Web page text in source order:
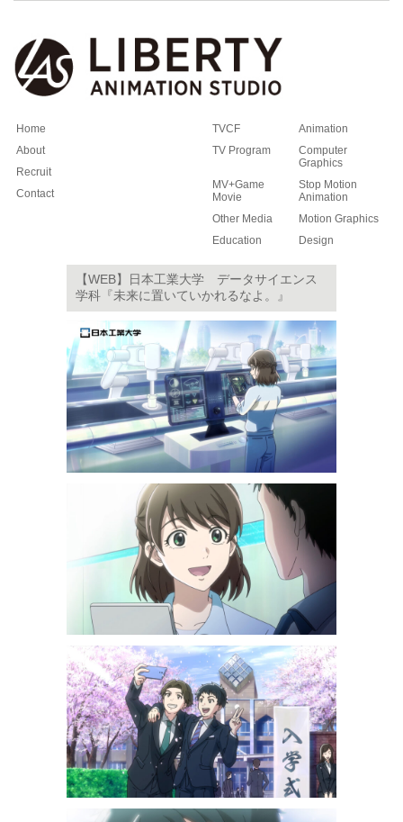
Home
About
Recruit
Contact
TVCF
Animation
TV Program
Computer
Graphics
MV+Game
Movie
Stop Motion
Animation
Other Media
Motion Graphics
Education
Design
【WEB】日本工業大学 データサイエンス
学科『未来に置いていかれるなよ。』